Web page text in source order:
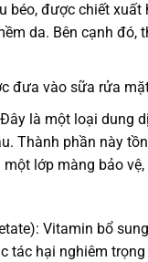
béo, được chiết
da. Bên cạnh
đưa vào sữa rửa
là một loại dung
Thành phần này
lớp màng bảo
Vitamin bổ
tác hại nghiêm